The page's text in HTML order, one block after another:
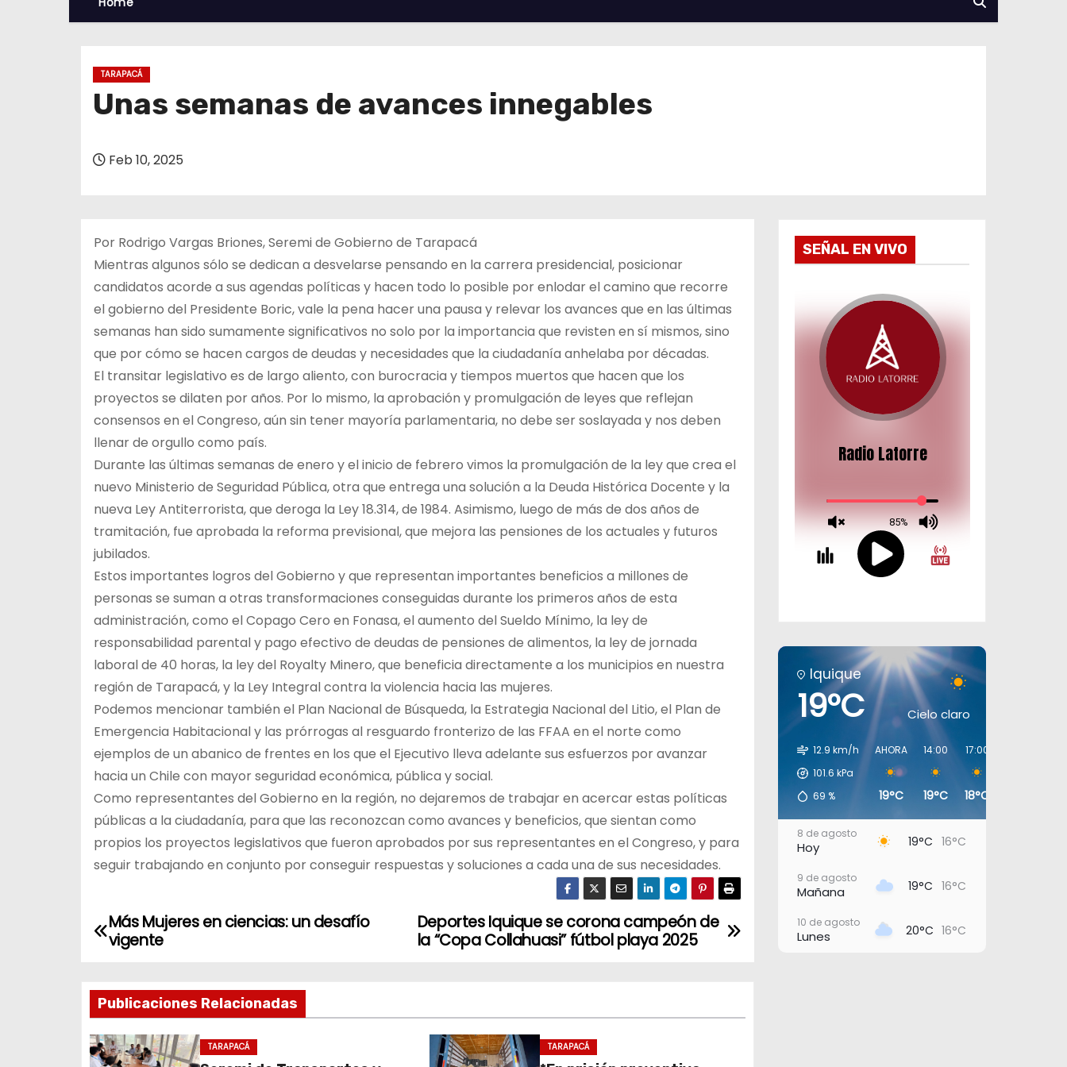
TARAPACÁ
Unas semanas de avances innegables
Feb 10, 2025
Por Rodrigo Vargas Briones, Seremi de Gobierno de Tarapacá
Mientras algunos sólo se dedican a desvelarse pensando en la carrera presidencial, posicionar
candidatos acorde a sus agendas políticas y hacen todo lo posible por enlodar el camino que recorre
el gobierno del Presidente Boric, vale la pena hacer una pausa y relevar los avances que en las últimas
semanas han sido sumamente significativos no solo por la importancia que revisten en sí mismos, sino
que por cómo se hacen cargos de deudas y necesidades que la ciudadanía anhelaba por décadas.
El transitar legislativo es de largo aliento, con burocracia y tiempos muertos que hacen que los
proyectos se dilaten por años. Por lo mismo, la aprobación y promulgación de leyes que reflejan
consensos en el Congreso, aún sin tener mayoría parlamentaria, no debe ser soslayada y nos deben
llenar de orgullo como país.
Durante las últimas semanas de enero y el inicio de febrero vimos la promulgación de la ley que crea el
nuevo Ministerio de Seguridad Pública, otra que entrega una solución a la Deuda Histórica Docente y la
nueva Ley Antiterrorista, que deroga la Ley 18.314, de 1984. Asimismo, luego de más de dos años de
tramitación, fue aprobada la reforma previsional, que mejora las pensiones de los actuales y futuros
jubilados.
Estos importantes logros del Gobierno y que representan importantes beneficios a millones de
personas se suman a otras transformaciones conseguidas durante los primeros años de esta
administración, como el Copago Cero en Fonasa, el aumento del Sueldo Mínimo, la ley de
responsabilidad parental y pago efectivo de deudas de pensiones de alimentos, la ley de jornada
laboral de 40 horas, la ley del Royalty Minero, que beneficia directamente a los municipios en nuestra
región de Tarapacá, y la Ley Integral contra la violencia hacia las mujeres.
Podemos mencionar también el Plan Nacional de Búsqueda, la Estrategia Nacional del Litio, el Plan de
Emergencia Habitacional y las prórrogas al resguardo fronterizo de las FFAA en el norte como
ejemplos de un abanico de frentes en los que el Ejecutivo lleva adelante sus esfuerzos por avanzar
hacia un Chile con mayor seguridad económica, pública y social.
Como representantes del Gobierno en la región, no dejaremos de trabajar en acercar estas políticas
públicas a la ciudadanía, para que las reconozcan como avances y beneficios, que sientan como
propios los proyectos legislativos que fueron aprobados por sus representantes en el Congreso, y para
seguir trabajando en conjunto por conseguir respuestas y soluciones a cada una de sus necesidades.
N
v
e
Deportes Iquique se corona campeón de
la “Copa Collahuasi” fútbol playa 2025
Más Mujeres en ciencias: un desafío
vigente
Publicaciones Relacionadas
TARAPACÁ TARAPACÁ
SEÑAL EN VIVO
Iquique
19°C Cielo claro
12.9 km/h
101.6 kPa
69 %
AHORA
19°C
14:00
19°C
17:00
18°C
8 de agosto
Hoy 19°C 16°C
9 de agosto
Mañana 19°C 16°C
10 de agosto
Lunes 20°C 16°C